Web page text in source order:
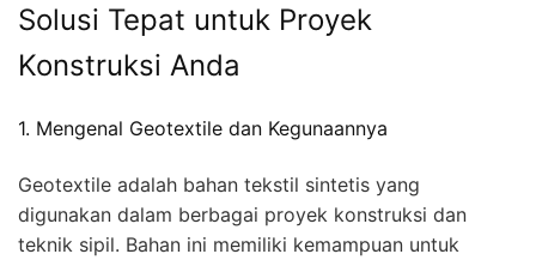
Solusi Tepat untuk Proyek
Konstruksi Anda
1. Mengenal Geotextile dan Kegunaannya
Geotextile adalah bahan tekstil sintetis yang
digunakan dalam berbagai proyek konstruksi dan
teknik sipil. Bahan ini memiliki kemampuan untuk